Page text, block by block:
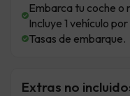
Embarca tu coche o
Incluye 1 vehículo
Tasas de embarque.
Extras no